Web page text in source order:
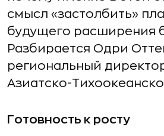
смысл «застолбить»
будущего расширения
Разбирается Одри
региональный директор
Азиатско-
Готовность к росту